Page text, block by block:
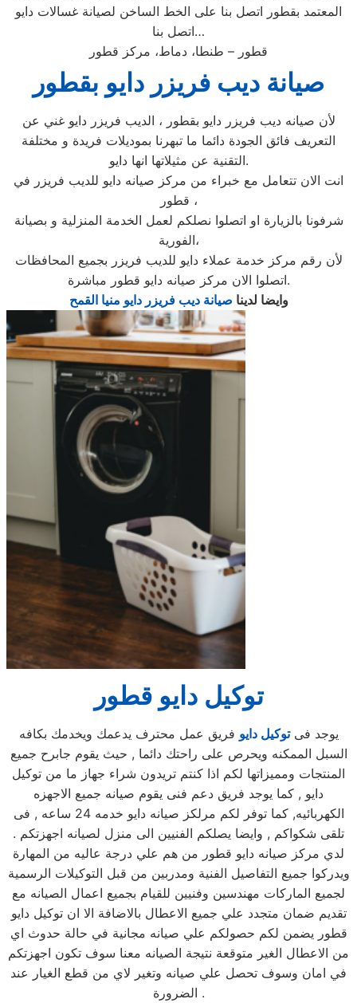
المعتمد بقطور اتصل بنا على الخط الساخن لصيانة غسالات دايو
اتصل بنا…
قطور – طنطا، دماط، مركز قطور
صيانة ديب فريزر دايو بقطور
لأن صيانه ديب فريزر دايو بقطور ، الديب فريزر دايو غني عن
التعريف فائق الجودة دائما ما تبهرنا بموديلات فريدة و مختلفة
التقنية عن مثيلاتها انها دايو.
انت الان تتعامل مع خبراء من مركز صيانه دايو للديب فريزر في
قطور ،
شرفونا بالزيارة او اتصلوا نصلكم لعمل الخدمة المنزلية و بصيانة
الفورية،
لأن رقم مركز خدمة عملاء دايو للديب فريزر بجميع المحافظات
اتصلوا الان مركز صيانه دايو قطور مباشرة.
وايضا لدينا صيانة ديب فريزر دايو منيا القمح
توكيل دايو قطور
يوجد فىتوكيل دايو فريق عمل محترف يدعمك ويخدمك بكافه
السبل الممكنه ويحرص على راحتك دائما , حيث يقوم جابرح جميع
المنتجات ومميزاتها لكم اذا كنتم تريدون شراء جهاز ما من توكيل
دايو , كما يوجد فريق دعم فنى يقوم صيانه جميع الاجهزه
الكهربائيه, كما توفر لكم مرلكز صيانه دايو خدمه 24 ساعه , فى
تلقى شكواكم , وايضا يصلكم الفنيين الى منزل لصيانه اجهزتكم .
لدي مركز صيانه دايو قطور من هم علي درجة عاليه من المهارة
ويدركوا جميع التفاصيل الفنية ومدربين من قبل التوكيلات الرسمية
لجميع الماركات مهندسين وفنيين للقيام بجميع اعمال الصيانه مع
تقديم ضمان متجدد علي جميع الاعطال بالاضافة الا ان توكيل دايو
قطور يضمن لكم حصولكم علي صيانه مجانية في حالة حدوث اي
من الاعطال الغير متوقعة نتيجة الصيانه معنا سوف تكون اجهزتكم
في امان وسوف تحصل علي صيانه وتغير لاي من قطع الغيار عند
الضرورة .